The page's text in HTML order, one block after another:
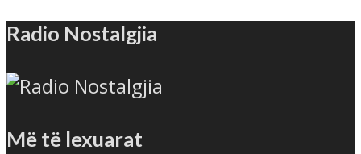
Radio Nostalgjia
Më të lexuarat